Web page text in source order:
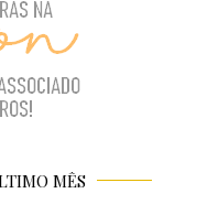
MÊS